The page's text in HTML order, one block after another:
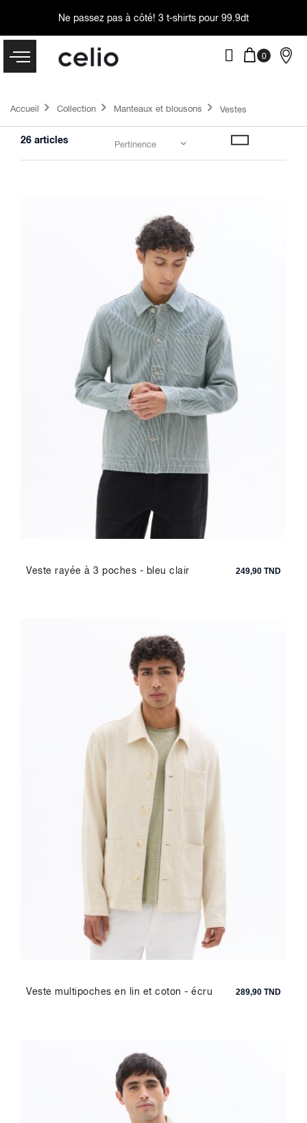
Ne passez pas à côté! 3 t-shirts pour 99.9dt
Accueil Collection Manteaux et blousons Vestes
26 articles
Veste rayée à 3 poches - bleu clair 249,90 TND
Veste multipoches en lin et coton - écru 289,90 TND